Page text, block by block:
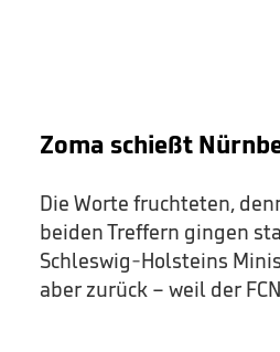
Zoma schießt
Die Worte fruchteten,
beiden Treffern gingen
Schleswig-Holsteins
aber zurück – weil der